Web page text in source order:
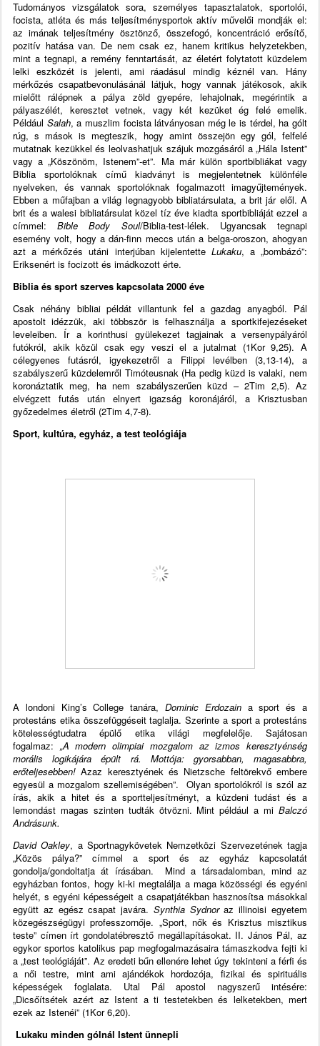
Tudományos vizsgálatok sora, személyes tapasztalatok, sportolói,
focista, atléta és más teljesítménysportok aktív művelői mondják el:
az imának teljesítmény ösztönző, összefogó, koncentráció erősítő,
pozitív hatása van. De nem csak ez, hanem kritikus helyzetekben,
mint a tegnapi, a remény fenntartását, az életért folytatott küzdelem
lelki eszközét is jelenti, ami ráadásul mindig kéznél van. Hány
mérkőzés csapatbevonulásánál látjuk, hogy vannak játékosok, akik
mielőtt rálépnek a pálya zöld gyepére, lehajolnak, megérintik a
pályaszélét, keresztet vetnek, vagy két kezüket ég felé emelik.
Például Salah, a muszlim focista látványosan még le is térdel, ha gólt
rúg, s mások is megteszik, hogy amint összejön egy gól, felfelé
mutatnak kezükkel és leolvashatjuk szájuk mozgásáról a „Hála Istent”
vagy a „Köszönöm, Istenem”-et”. Ma már külön sportbibliákat vagy
Biblia sportolóknak című kiadványt is megjelentetnek különféle
nyelveken, és vannak sportolóknak fogalmazott imagyűjtemények.
Ebben a műfajban a világ legnagyobb bibliatársulata, a brit jár elől. A
brit és a walesi bibliatársulat közel tíz éve kiadta sportbibliáját ezzel a
címmel:Bible Body Soul/Biblia-test-lélek. Ugyancsak tegnapi
esemény volt, hogy a dán-finn meccs után a belga-oroszon, ahogyan
azt a mérkőzés utáni interjúban kijelentette Lukaku, a „bombázó”:
Eriksenért is focizott és imádkozott érte.
Biblia és sport szerves kapcsolata 2000 éve
Csak néhány bibliai példát villantunk fel a gazdag anyagból. Pál
apostolt idézzük, aki többször is felhasználja a sportkifejezéseket
leveleiben. Ír a korinthusi gyülekezet tagjainak a versenypályáról
futókról, akik közül csak egy veszi el a jutalmat (1Kor 9,25). A
célegyenes futásról, igyekezetről a Filippi levélben (3,13-14), a
szabályszerű küzdelemről Timóteusnak (Ha pedig küzd is valaki, nem
koronáztatik meg, ha nem szabályszerűen küzd – 2Tim 2,5). Az
elvégzett futás után elnyert igazság koronájáról, a Krisztusban
győzedelmes életről (2Tim 4,7-8).
Sport, kultúra, egyház, a test teológiája
A londoni King’s College tanára, Dominic Erdozaina sport és a
protestáns etika összefüggéseit taglalja. Szerinte a sport a protestáns
kötelességtudatra épülő etika világi megfelelője. Sajátosan
fogalmaz: „A modern olimpiai mozgalom az izmos keresztyénség
morális logikájára épült rá. Mottója: gyorsabban, magasabbra,
erőteljesebben!Azaz keresztyének és Nietzsche feltörekvő embere
egyesül a mozgalom szellemiségében”. Olyan sportolókról is szól az
írás, akik a hitet és a sportteljesítményt, a küzdeni tudást és a
lemondást magas szinten tudták ötvözni. Mint például a mi Balczó
Andrásunk.
David Oakley, a Sportnagykövetek Nemzetközi Szervezetének tagja
„Közös pálya?” címmel a sport és az egyház kapcsolatát
gondolja/gondoltatja át írásában. Mind a társadalomban, mind az
egyházban fontos, hogy ki-ki megtalálja a maga közösségi és egyéni
helyét, s egyéni képességeit a csapatjátékban hasznosítsa másokkal
együtt az egész csapat javára. Synthia Sydnoraz illinoisi egyetem
közegészségügyi professzornője. „Sport, nők és Krisztus misztikus
teste” címen írt gondolatébresztő megállapításokat. II. János Pál, az
egykor sportos katolikus pap megfogalmazásaira támaszkodva fejti ki
a „test teológiáját”. Az eredeti bűn ellenére lehet úgy tekinteni a férfi és
a női testre, mint ami ajándékok hordozója, fizikai és spirituális
képességek foglalata. Utal Pál apostol nagyszerű intésére:
„Dicsőítsétek azért az Istent a ti testetekben és lelketekben, mert
ezek az Istenéi” (1Kor 6,20).
Lukaku minden gólnál Istent ünnepli